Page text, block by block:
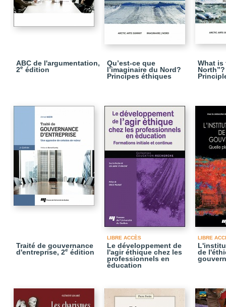
ABC de l'argumentation,
2e édition
Qu’est-ce que
l’imaginaire du Nord?
Principes éthiques
What is
Traité de gouvernance
d'entreprise, 2e édition
LIBRE ACCÈS
Le développement de
l'agir éthique chez les
professionnels en
éducation
LIBRE
de